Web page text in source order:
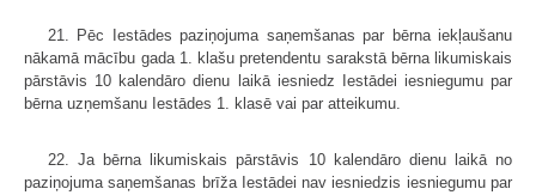
21. Pēc Iestādes paziņojuma saņemšanas par bērna iekļaušanu
nākamā mācību gada 1. klašu pretendentu sarakstā bērna likumiskais
pārstāvis 10 kalendāro dienu laikā iesniedz Iestādei iesniegumu par
bērna uzņemšanu Iestādes 1. klasē vai par atteikumu.
22. Ja bērna likumiskais pārstāvis 10 kalendāro dienu laikā no
paziņojuma saņemšanas brīža Iestādei nav iesniedzis iesniegumu par